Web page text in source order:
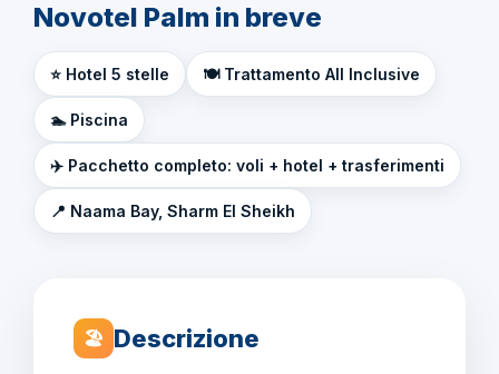
Novotel Palm in breve
⭐ Hotel 5 stelle 🍽️ Trattamento All Inclusive
🏊 Piscina
✈️ Pacchetto completo: voli + hotel + trasferimenti
📍 Naama Bay, Sharm El Sheikh
🏖 Descrizione